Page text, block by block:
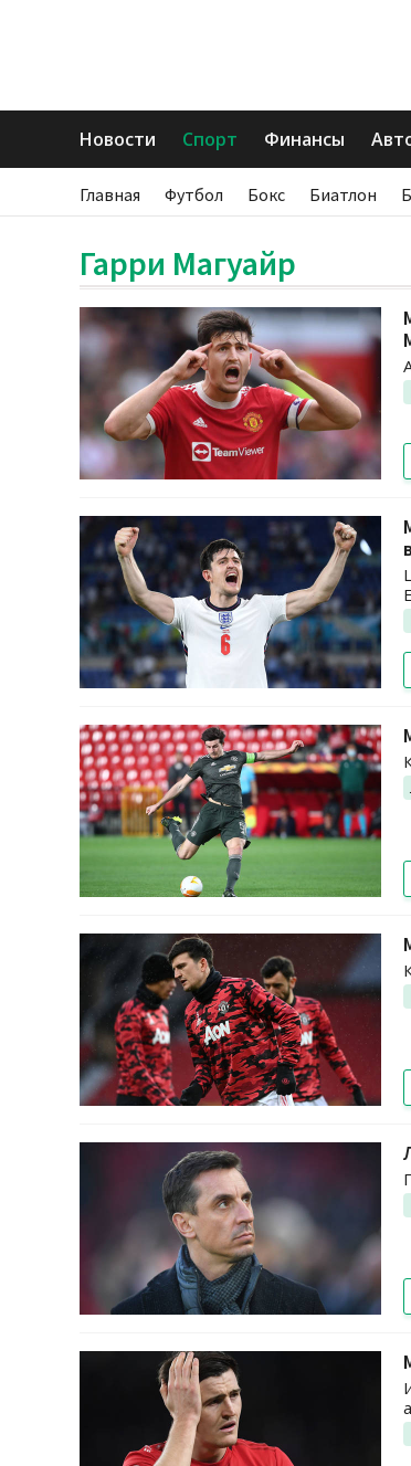
Новости Спорт Финансы
Главная Футбол Бокс Биатлон
Гарри Магуайр